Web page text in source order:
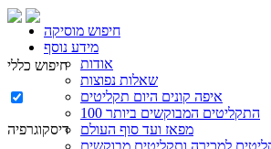
חיפוש מוסיקה
מידע נוסף
אודות
שאלות נפוצות
איפה קונים היום תקליטים
100 התקליטים המבוקשים ביותר
מפאז ועד סוף העולם
למכירה ותקליטים מבוקשים
חיפוש כללי
דיסקוגרפיה